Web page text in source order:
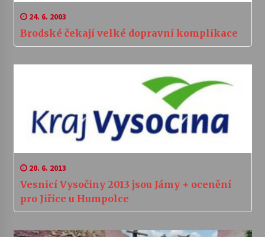
24. 6. 2003
Brodské čekají velké dopravní komplikace
20. 6. 2013
Vesnicí Vysočiny 2013 jsou Jámy + ocenění
pro Jiřice u Humpolce